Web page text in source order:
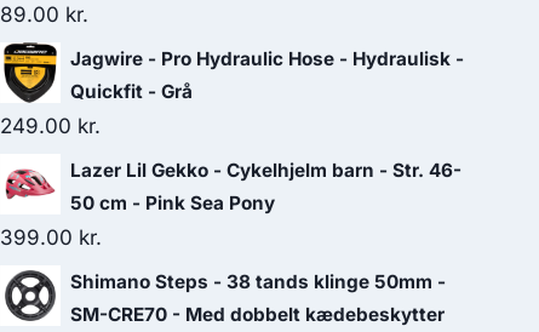
89.00 kr.
Jagwire - Pro Hydraulic Hose - Hydraulisk -
Quickfit - Grå
249.00 kr.
Lazer Lil Gekko - Cykelhjelm barn - Str. 46-
50 cm - Pink Sea Pony
399.00 kr.
Shimano Steps - 38 tands klinge 50mm -
SM-CRE70 - Med dobbelt kædebeskytter